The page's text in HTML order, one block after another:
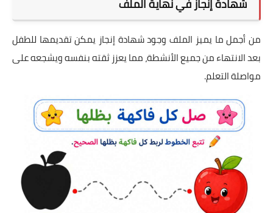
شهادة إنجاز في نهاية الملف
من أجمل ما يميز الملف وجود شهادة إنجاز يمكن تقديمها للطفل
بعد الانتهاء من جميع الأنشطة، مما يعزز ثقته بنفسه ويشجعه على
مواصلة التعلم.